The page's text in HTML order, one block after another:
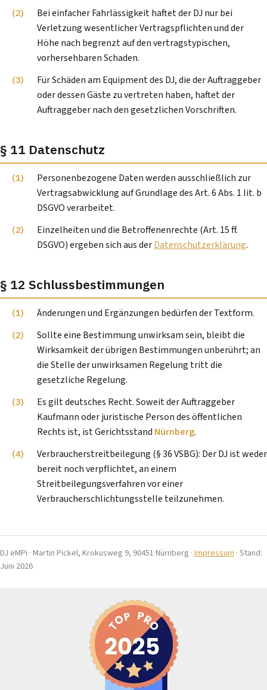
Bei einfacher Fahrlässigkeit haftet der DJ nur bei
Verletzung wesentlicher Vertragspflichten und der
Höhe nach begrenzt auf den vertragstypischen,
vorhersehbaren Schaden.
Für Schäden am Equipment des DJ, die der Auftraggeber
oder dessen Gäste zu vertreten haben, haftet der
Auftraggeber nach den gesetzlichen Vorschriften.
§ 11 Datenschutz
Personenbezogene Daten werden ausschließlich zur
Vertragsabwicklung auf Grundlage des Art. 6 Abs. 1 lit. b
DSGVO verarbeitet.
Einzelheiten und die Betroffenenrechte (Art. 15 ff.
DSGVO) ergeben sich aus derDatenschutzerklärung.
§ 12 Schlussbestimmungen
Änderungen und Ergänzungen bedürfen der Textform.
Sollte eine Bestimmung unwirksam sein, bleibt die
Wirksamkeit der übrigen Bestimmungen unberührt; an
die Stelle der unwirksamen Regelung tritt die
gesetzliche Regelung.
Es gilt deutsches Recht. Soweit der Auftraggeber
Kaufmann oder juristische Person des öffentlichen
Rechts ist, ist Gerichtsstand Nürnberg.
Verbraucherstreitbeilegung (§ 36 VSBG): Der DJ ist weder
bereit noch verpflichtet, an einem
Streitbeilegungsverfahren vor einer
Verbraucherschlichtungsstelle teilzunehmen.
DJ eMPi · Martin Pickel, Krokusweg 9, 90451 Nürnberg · Impressum · Stand:
Juni 2026